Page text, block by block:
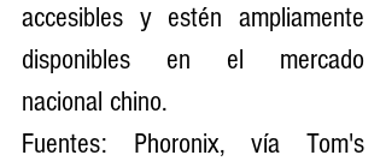
accesibles y estén ampliamente
disponibles en el mercado
nacional chino.
Fuentes: Phoronix, vía Tom's